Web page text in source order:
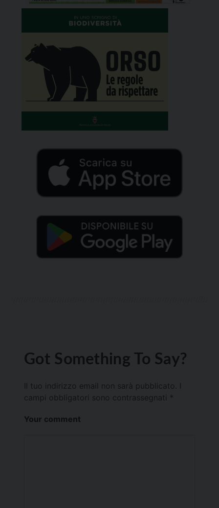
Got Something To Say?
Il tuo indirizzo email non sarà pubblicato.
campi obbligatori sono contrassegnati *
Your comment